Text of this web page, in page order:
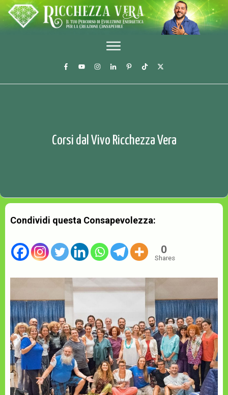
Corsi dal Vivo Ricchezza Vera
Condividi questa Consapevolezza:
0
Shares